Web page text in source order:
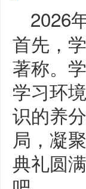
2026
首先，
著称。
学习环
识的养
局，凝
典礼圆